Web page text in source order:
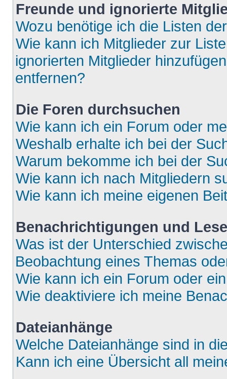
Freunde und ignorierte
Wozu benötige ich die Listen
Wie kann ich Mitglieder zur
ignorierten Mitglieder
entfernen?
Die Foren durchsuchen
Wie kann ich ein Forum oder
Weshalb erhalte ich bei der
Warum bekomme ich bei der
Wie kann ich nach Mitgliedern
Wie kann ich meine eigenen
Benachrichtigungen und
Was ist der Unterschied
Beobachtung eines Themas
Wie kann ich ein Forum oder
Wie deaktiviere ich meine
Dateianhänge
Welche Dateianhänge sind in
Kann ich eine Übersicht all